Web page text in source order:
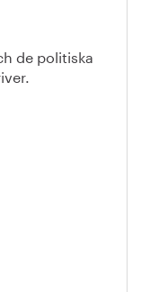
de politiska